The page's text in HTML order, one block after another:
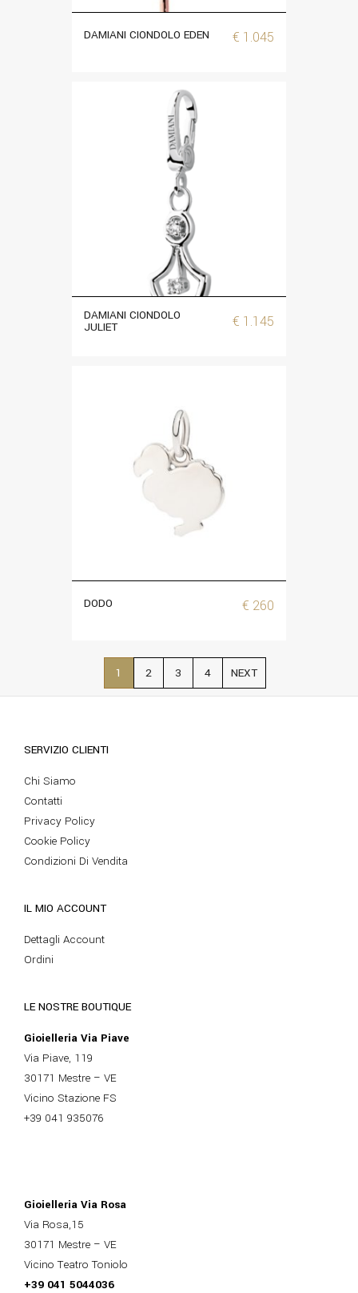
DAMIANI CIONDOLO EDEN € 1.045
DAMIANI CIONDOLO
JULIET € 1.145
DODO € 260
1 2 3 4
SERVIZIO CLIENTI
Chi Siamo
Contatti
Privacy Policy
Cookie Policy
Condizioni Di Vendita
IL MIO ACCOUNT
Dettagli Account
Ordini
LE NOSTRE BOUTIQUE
Gioielleria Via Piave
Via Piave, 119
30171 Mestre – VE
Vicino Stazione FS
+39 041 935076
Gioielleria Via Rosa
Via Rosa,15
30171 Mestre – VE
Vicino Teatro Toniolo
+39 041 5044036